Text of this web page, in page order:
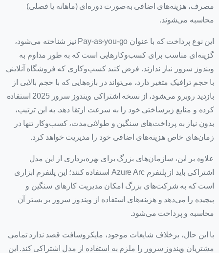
مصرف، هزینه‌های اضافی به‌صورت دوره‌ای (ماهانه یا فصلی)
محاسبه می‌شوند.
این نوع پرداخت که با عنوان Pay-as-you-go نیز شناخته می‌شود،
گزینه‌ای مناسب برای کسب‌وکارهایی است که به طور مداوم به
ویندوز سرور نیاز ندارند. فرض کنید کسب‌وکاری که فروشگاه آنلاینی
با حجم ترافیک متغیر دارد، می‌تواند در بازه‌هایی که با حجم بالایی از
بازدید روبرو می‌شود، از نسخه اشتراکی ویندوز سرور 2025 استفاده
کرده و منابع زیرساختی خود را به سرعت ارتقا دهد. به این ترتیب،
بدون نیاز به پرداخت‌های سنگین و طولانی‌مدت، کسب‌وکار تنها در
زمان‌های خاص هزینه‌های اضافی خود را مدیریت خواهد کرد.
علاوه بر این، سازمان‌های بزرگ برای بهره‌برداری از این مدل
اشتراکی باید از پلتفرم Azure Arc استفاده کنند؛ این پلتفرم ابزاری
است که به شرکت‌های بزرگ امکان مدیریت کارهای سنگین و
پیچیده را می‌دهد و هزینه‌های استفاده از ویندوز سرور بر بستر آن
محاسبه و پرداخت می‌شود.
با این حال، برخلاف شایعات موجود، مایکروسافت قصد ندارد تمامی
مشتریان ویندوز سرور را ملزم به استفاده از مدل اشتراکی کند. این